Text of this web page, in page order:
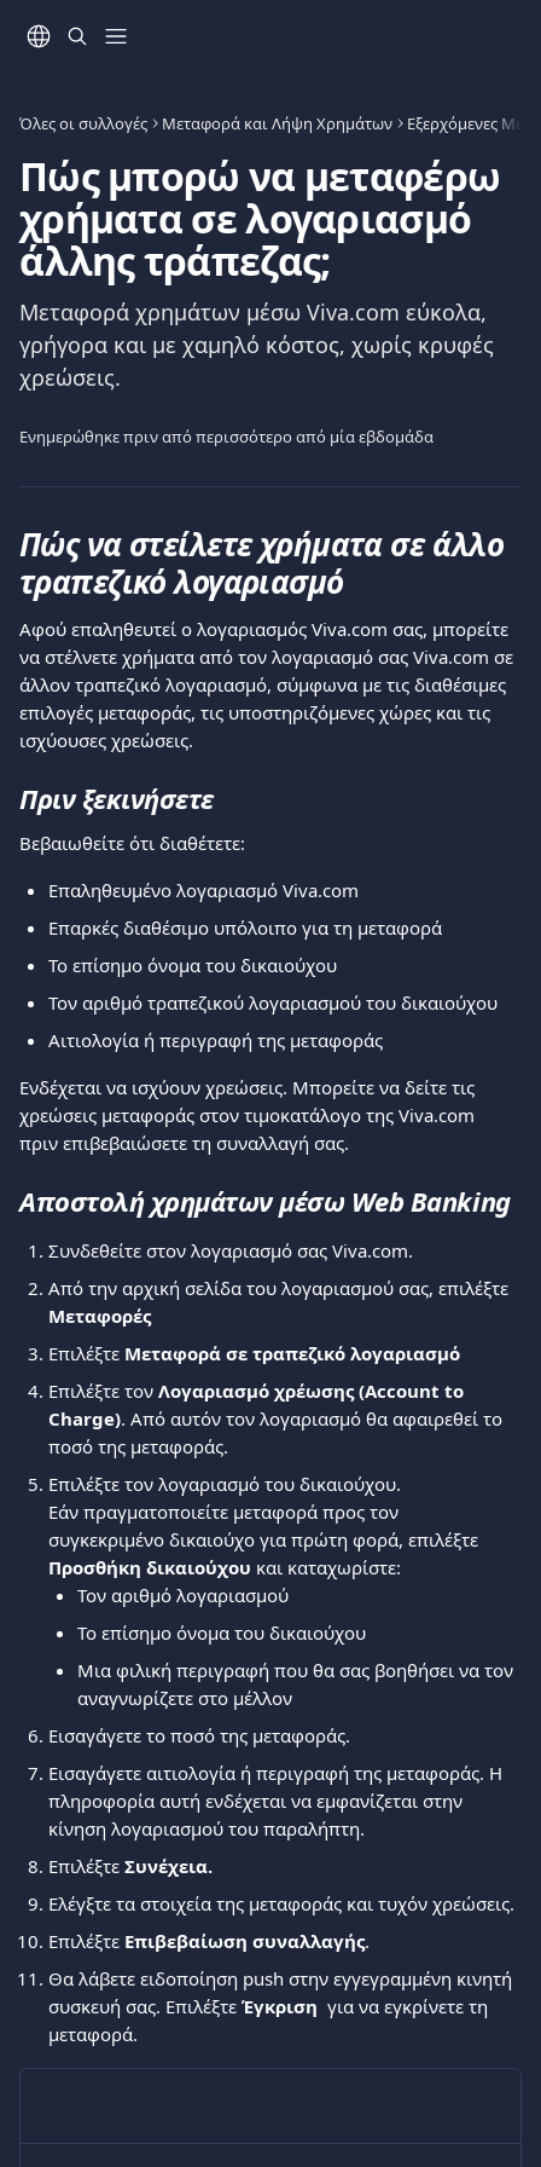
Όλες οι συλλογές Μεταφορά και Λήψη Χρημάτων Εξερχόμενες
Πώς μπορώ να μεταφέρω
χρήματα σε λογαριασμό
άλλης τράπεζας;
Μεταφορά χρημάτων μέσω Viva.com εύκολα,
γρήγορα και με χαμηλό κόστος, χωρίς κρυφές
χρεώσεις.
Ενημερώθηκε πριν από περισσότερο από μία εβδομάδα
Πώς να στείλετε χρήματα σε άλλο
τραπεζικό λογαριασμό
Αφού επαληθευτεί ο λογαριασμός Viva.com σας, μπορείτε
να στέλνετε χρήματα από τον λογαριασμό σας Viva.com σε
άλλον τραπεζικό λογαριασμό, σύμφωνα με τις διαθέσιμες
επιλογές μεταφοράς, τις υποστηριζόμενες χώρες και τις
ισχύουσες χρεώσεις.
Πριν ξεκινήσετε
Βεβαιωθείτε ότι διαθέτετε:
Επαληθευμένο λογαριασμό Viva.com
Επαρκές διαθέσιμο υπόλοιπο για τη μεταφορά
Το επίσημο όνομα του δικαιούχου
Τον αριθμό τραπεζικού λογαριασμού του δικαιούχου
Αιτιολογία ή περιγραφή της μεταφοράς
Ενδέχεται να ισχύουν χρεώσεις. Μπορείτε να δείτε τις
χρεώσεις μεταφοράς στον τιμοκατάλογο της Viva.com
πριν επιβεβαιώσετε τη συναλλαγή σας.
Αποστολή χρημάτων μέσω Web Banking
Συνδεθείτε στον λογαριασμό σας Viva.com.
Από την αρχική σελίδα του λογαριασμού σας, επιλέξτε
Μεταφορές
Επιλέξτε Μεταφορά σε τραπεζικό λογαριασμό
Επιλέξτε τον Λογαριασμό χρέωσης (Account to
Charge). Από αυτόν τον λογαριασμό θα αφαιρεθεί το
ποσό της μεταφοράς.
Επιλέξτε τον λογαριασμό του δικαιούχου.
Εάν πραγματοποιείτε μεταφορά προς τον
συγκεκριμένο δικαιούχο για πρώτη φορά, επιλέξτε
Προσθήκη δικαιούχου και καταχωρίστε:
Τον αριθμό λογαριασμού
Το επίσημο όνομα του δικαιούχου
Μια φιλική περιγραφή που θα σας βοηθήσει να τον
αναγνωρίζετε στο μέλλον
Εισαγάγετε το ποσό της μεταφοράς.
Εισαγάγετε αιτιολογία ή περιγραφή της μεταφοράς. Η
πληροφορία αυτή ενδέχεται να εμφανίζεται στην
κίνηση λογαριασμού του παραλήπτη.
Επιλέξτε Συνέχεια.
Ελέγξτε τα στοιχεία της μεταφοράς και τυχόν χρεώσεις.
Επιλέξτε Επιβεβαίωση συναλλαγής.
Θα λάβετε ειδοποίηση push στην εγγεγραμμένη κινητή
συσκευή σας. Επιλέξτε Έγκριση για να εγκρίνετε τη
μεταφορά.